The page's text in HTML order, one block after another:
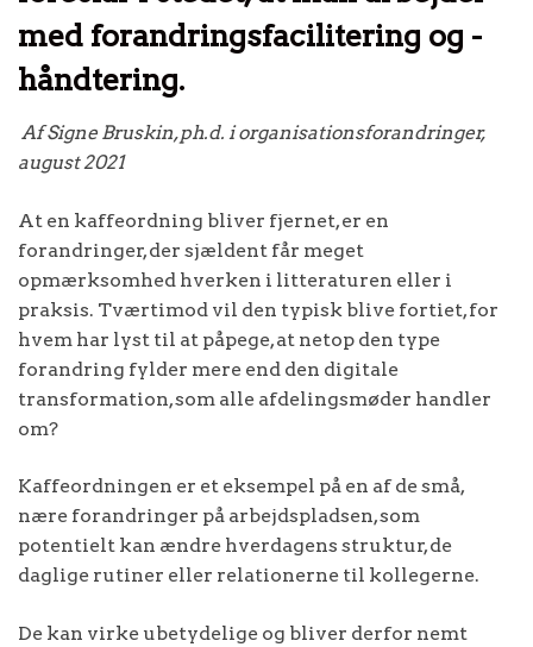
med forandringsfacilitering og -
håndtering.
Af Signe Bruskin,ph.d. i organisationsforandringer,
august 2021
At en kaffeordning bliver fjernet, er en
forandringer, der sjældent får meget
opmærksomhed hverken i litteraturen eller i
praksis. Tværtimod vil den typisk blive fortiet, for
hvem har lyst til at påpege, at netop den type
forandring fylder mere end den digitale
transformation, som alle afdelingsmøder handler
om?
Kaffeordningen er et eksempel på en af de små,
nære forandringer på arbejdspladsen, som
potentielt kan ændre hverdagens struktur, de
daglige rutiner eller relationerne til kollegerne.
De kan virke ubetydelige og bliver derfor nemt